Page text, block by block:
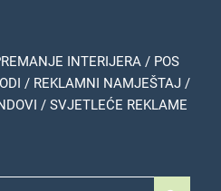
INTERIJERA / POS
/ REKLAMNI NAMJEŠTAJ /
/ SVJETLEĆE REKLAME